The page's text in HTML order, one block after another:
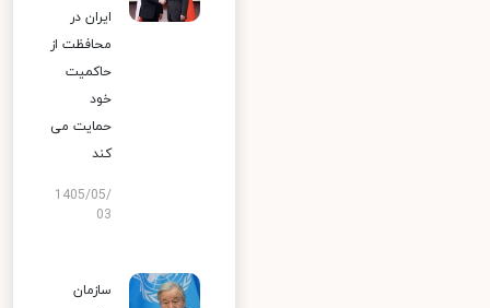
ایران در
محافظت از
حاکمیت
خود
حمایت می
کند
1405/05/
03
سازمان